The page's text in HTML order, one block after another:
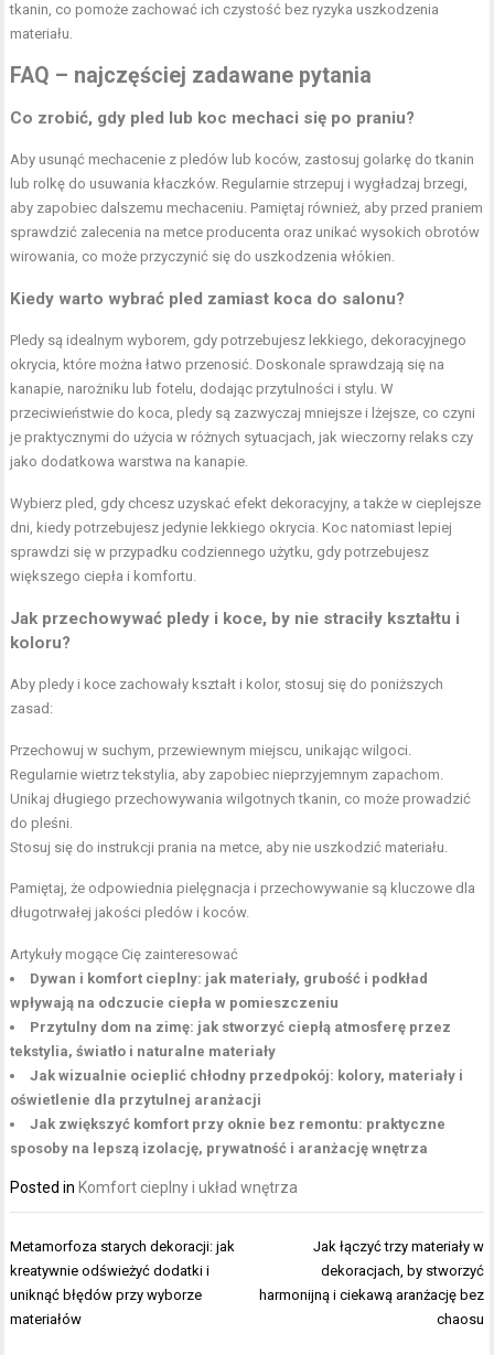
tkanin, co pomoże zachować ich czystość bez ryzyka uszkodzenia
materiału.
FAQ – najczęściej zadawane pytania
Co zrobić, gdy pled lub koc mechaci się po praniu?
Aby usunąć mechacenie z pledów lub koców, zastosuj golarkę do tkanin
lub rolkę do usuwania kłaczków. Regularnie strzepuj i wygładzaj brzegi,
aby zapobiec dalszemu mechaceniu. Pamiętaj również, aby przed praniem
sprawdzić zalecenia na metce producenta oraz unikać wysokich obrotów
wirowania, co może przyczynić się do uszkodzenia włókien.
Kiedy warto wybrać pled zamiast koca do salonu?
Pledy są idealnym wyborem, gdy potrzebujesz lekkiego, dekoracyjnego
okrycia, które można łatwo przenosić. Doskonale sprawdzają się na
kanapie, narożniku lub fotelu, dodając przytulności i stylu. W
przeciwieństwie do koca, pledy są zazwyczaj mniejsze i lżejsze, co czyni
je praktycznymi do użycia w różnych sytuacjach, jak wieczorny relaks czy
jako dodatkowa warstwa na kanapie.
Wybierz pled, gdy chcesz uzyskać efekt dekoracyjny, a także w cieplejsze
dni, kiedy potrzebujesz jedynie lekkiego okrycia. Koc natomiast lepiej
sprawdzi się w przypadku codziennego użytku, gdy potrzebujesz
większego ciepła i komfortu.
Jak przechowywać pledy i koce, by nie straciły kształtu i
koloru?
Aby pledy i koce zachowały kształt i kolor, stosuj się do poniższych
zasad:
Przechowuj w suchym, przewiewnym miejscu, unikając wilgoci.
Regularnie wietrz tekstylia, aby zapobiec nieprzyjemnym zapachom.
Unikaj długiego przechowywania wilgotnych tkanin, co może prowadzić
do pleśni.
Stosuj się do instrukcji prania na metce, aby nie uszkodzić materiału.
Pamiętaj, że odpowiednia pielęgnacja i przechowywanie są kluczowe dla
długotrwałej jakości pledów i koców.
Artykuły mogące Cię zainteresować
Dywan i komfort cieplny: jak materiały, grubość i podkład
wpływają na odczucie ciepła w pomieszczeniu
Przytulny dom na zimę: jak stworzyć ciepłą atmosferę przez
tekstylia, światło i naturalne materiały
Jak wizualnie ocieplić chłodny przedpokój: kolory, materiały i
oświetlenie dla przytulnej aranżacji
Jak zwiększyć komfort przy oknie bez remontu: praktyczne
sposoby na lepszą izolację, prywatność i aranżację wnętrza
Posted in Komfort cieplny i układ wnętrza
Nawigacja
wpisu
Metamorfoza starych dekoracji: jak
kreatywnie odświeżyć dodatki i
uniknąć błędów przy wyborze
materiałów
Jak łączyć trzy materiały w
dekoracjach, by stworzyć
harmonijną i ciekawą aranżację bez
chaosu